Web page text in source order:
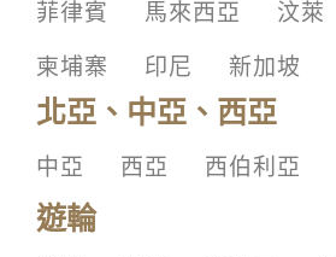
菲律賓 馬來西亞 汶萊
柬埔寨
印尼 新加坡
北亞、中亞、西亞
中亞 西亞 西伯利亞
遊輪